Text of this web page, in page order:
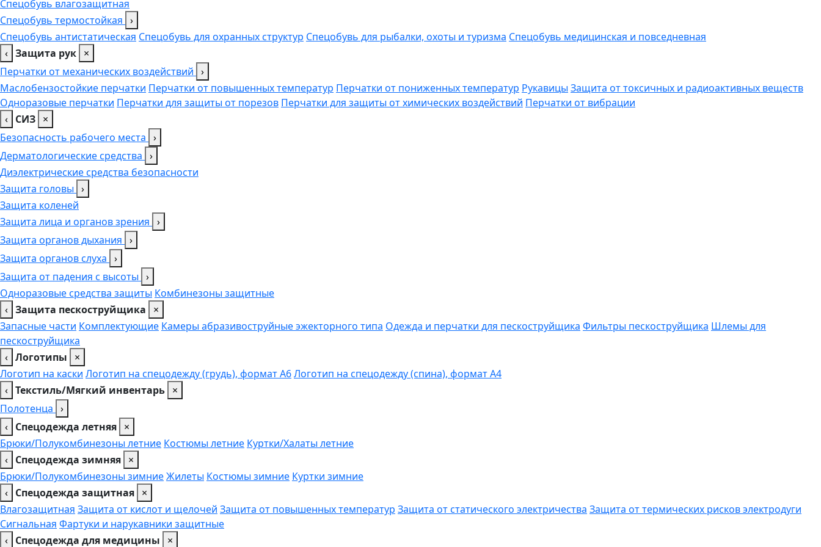
Спецобувь влагозащитная
Спецобувь термостойкая ›
Спецобувь антистатическая Спецобувь для охранных структур Спецобувь для рыбалки, охоты и туризма Спецобувь медицинская и повседневная
‹ Защита рук ×
Перчатки от механических воздействий ›
Маслобензостойкие перчатки Перчатки от повышенных температур Перчатки от пониженных температур Рукавицы Защита от токсичных и радиоактивных веществ
Одноразовые перчатки Перчатки для защиты от порезов Перчатки для защиты от химических воздействий Перчатки от вибрации
‹ СИЗ ×
Безопасность рабочего места ›
Дерматологические средства ›
Диэлектрические средства безопасности
Защита головы ›
Защита коленей
Защита лица и органов зрения ›
Защита органов дыхания ›
Защита органов слуха ›
Защита от падения с высоты ›
Одноразовые средства защиты Комбинезоны защитные
‹ Защита пескоструйщика
×
Запасные части Комплектующие Камеры абразивоструйные эжекторного типа Одежда и перчатки для пескоструйщика Фильтры пескоструйщика Шлемы для
пескоструйщика
‹ Логотипы
×
Логотип на каски Логотип на спецодежду (грудь), формат А6Логотип на спецодежду (спина), формат А4
‹ Текстиль/Мягкий инвентарь ×
Полотенца ›
‹ Спецодежда летняя ×
Брюки/Полукомбинезоны летние Костюмы летние Куртки/Халаты летние
‹ Спецодежда зимняя ×
Брюки/Полукомбинезоны зимниеЖилеты Костюмы зимние Куртки зимние
‹ Спецодежда защитная ×
Влагозащитная Защита от кислот и щелочей Защита от повышенных температур Защита от статического электричества Защита от термических рисков электродуги
Сигнальная Фартуки и нарукавники защитные
‹ Спецодежда для медицины ×